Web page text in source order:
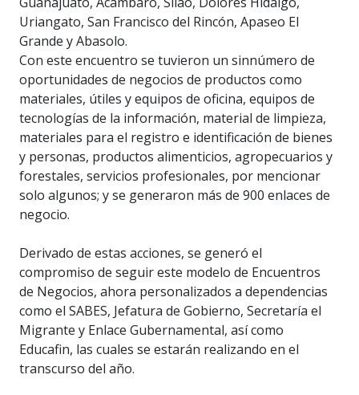
Uriangato, San Francisco del Rincón, Apaseo El
Grande y Abasolo.
Con este encuentro se tuvieron un sinnúmero de
oportunidades de negocios de productos como
materiales, útiles y equipos de oficina, equipos de
tecnologías de la información, material de limpieza,
materiales para el registro e identificación de bienes
y personas, productos alimenticios, agropecuarios y
forestales, servicios profesionales, por mencionar
solo algunos; y se generaron más de 900 enlaces de
negocio.
Derivado de estas acciones, se generó el
compromiso de seguir este modelo de Encuentros
de Negocios, ahora personalizados a dependencias
como el SABES, Jefatura de Gobierno, Secretaría el
Migrante y Enlace Gubernamental, así como
Educafin, las cuales se estarán realizando en el
transcurso del año.